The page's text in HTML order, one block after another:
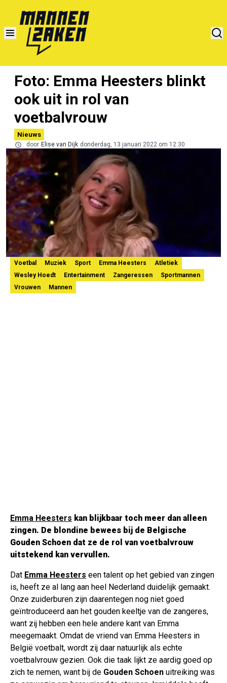
Foto: Emma Heesters blinkt
ook uit in rol van
voetbalvrouw
Nieuws
door Elise van Dijk donderdag, 13 januari 2022 om 12:30
Voetbal Muziek Sport Emma Heesters
Atletiek
Wesley Hoedt
Entertainment Zangeressen
Sportmannen
Vrouwen
Mannen
Emma Heesters kan blijkbaar toch meer dan alleen
zingen. De blondine bewees bij de Belgische
Gouden Schoen dat ze de rol van voetbalvrouw
uitstekend kan vervullen.
Dat Emma Heesters een talent op het gebied van zingen
is, heeft ze al lang aan heel Nederland duidelijk gemaakt.
Onze zuiderburen zijn daarentegen nog niet goed
geïntroduceerd aan het gouden keeltje van de zangeres,
want zij hebben een hele andere kant van Emma
meegemaakt. Omdat de vriend van Emma Heesters in
België voetbalt, wordt zij daar natuurlijk als echte
voetbalvrouw gezien. Ook die taak lijkt ze aardig goed op
zich te nemen, want bij de Gouden Schoen uitreiking was